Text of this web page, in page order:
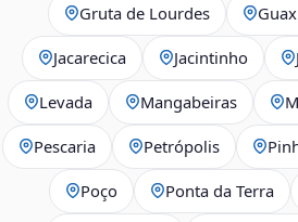
Gruta de Lourdes
Jacarecica Jacintinho
Levada Mangabeiras
Pescaria Petrópolis
Poço Ponta da Terra